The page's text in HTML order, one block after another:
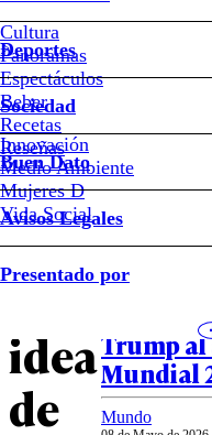
Cultura
Panoramas
Espectáculos
Beber
Recetas
Reseñas
Deportes
Sociedad
Innovación
Medio Ambiente
Mujeres D
Vida Social
Buen Dato
Avisos Legales
Presentado por
Cómo
Delcy
a
la
idea
de
Notas
08 de Mayo de 2026
“No
Trump al
Mundial
Mundo